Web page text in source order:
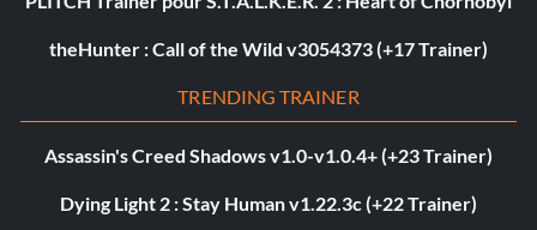
theHunter : Call of the Wild v3054373 (+17 Trainer)
TRENDING TRAINER
Assassin's Creed Shadows v1.0-v1.0.4+ (+23 Trainer)
Dying Light 2 : Stay Human v1.22.3c (+22 Trainer)